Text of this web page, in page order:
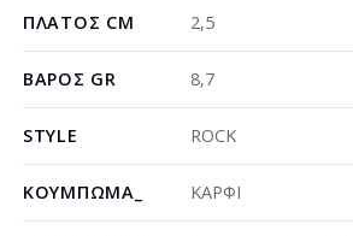
ΠΛΆΤΟΣ CM 2,5
ΒΆΡΟΣ GR 8,7
STYLE ROCK
ΚΟΎΜΠΩΜΑ_ ΚΑΡΦΙ